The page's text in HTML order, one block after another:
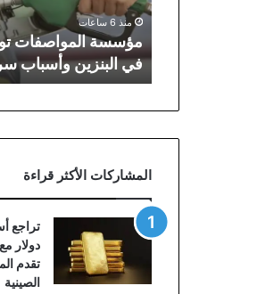
البنزين
وأسباب
سرعة
استهلاكه
منذ 6 ساعات
مؤسسة المواصفات
في البنزين وأسباب
المشاركات الأكثر قراءة
دولار
تقدم
الصينية